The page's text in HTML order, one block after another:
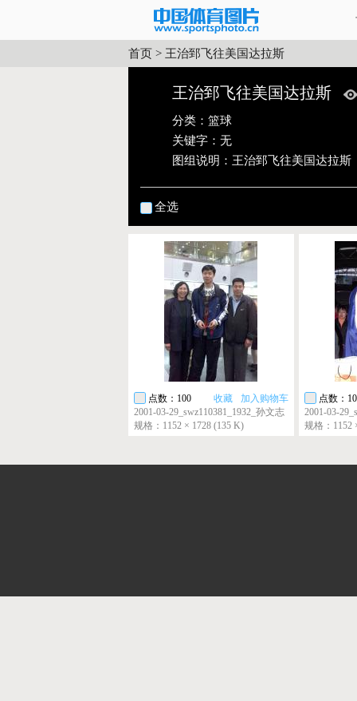
首页> 王治郅飞往美国达拉斯
王治郅飞往美国达拉斯
分类： 篮球
关键字：无
图组说明： 王治郅飞往美国达拉斯
全选
收藏 加入购物车
点数：100
2001-03-29_swz110381_1932_孙文志
规格：1152 × 1728 (135 K)
点数：
2001-03-
规格：1152